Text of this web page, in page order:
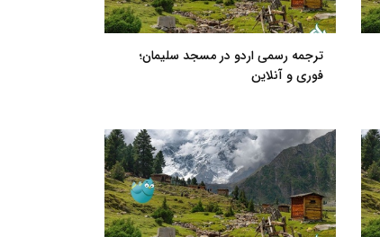
ترجمه رسمی اردو در مسجد سلیمان؛
فوری و آنلاین